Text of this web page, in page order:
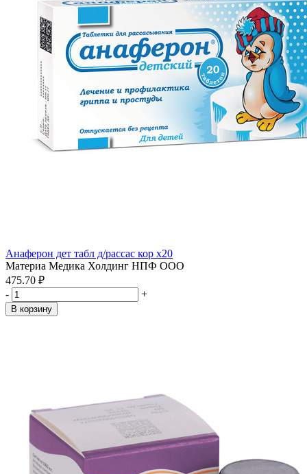
Анаферон дет табл д/рассас кор x20
Материа Медика Холдинг НПФ ООО
475.70 ₽
-
+
В корзину